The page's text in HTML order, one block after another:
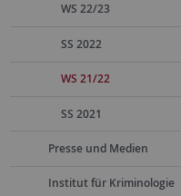
WS 22/23
SS 2022
WS 21/22
SS 2021
Presse und Medien
Institut für Kriminologie